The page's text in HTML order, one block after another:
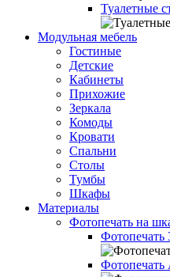
Туалетные
Модульная мебель
Гостиные
Детские
Кабинеты
Прихожие
Зеркала
Комоды
Кровати
Спальни
Столы
Тумбы
Шкафы
Материалы
Фотопечать на
Фотопечать
Фотопечать